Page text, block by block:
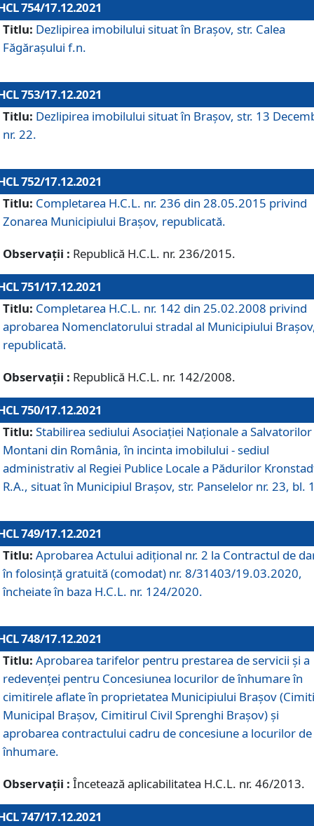
754/17.12.2021
Titlu: Dezlipirea imobilului situat în Brașov, str. Calea
Făgărașului f.n.
753/17.12.2021
Titlu: Dezlipirea imobilului situat în Brașov, str. 13
nr. 22.
752/17.12.2021
Titlu: Completarea H.C.L. nr. 236 din 28.05.2015 privind
Zonarea Municipiului Braşov, republicată.
Observații : Republică H.C.L. nr. 236/2015.
751/17.12.2021
Titlu: Completarea H.C.L. nr. 142 din 25.02.2008 privind
aprobarea Nomenclatorului stradal al Municipiului
republicată.
Observații : Republică H.C.L. nr. 142/2008.
750/17.12.2021
Titlu: Stabilirea sediului Asociației Naționale a Salvatorilor
Montani din România, în incinta imobilului - sediul
administrativ al Regiei Publice Locale a Pădurilor
R.A., situat în Municipiul Braşov, str. Panselelor nr. 23, bl.
749/17.12.2021
Titlu: Aprobarea Actului adițional nr. 2 la Contractul de
în folosință gratuită (comodat) nr. 8/31403/19.03.2020,
încheiate în baza H.C.L. nr. 124/2020.
748/17.12.2021
Titlu: Aprobarea tarifelor pentru prestarea de servicii şi a
redevenţei pentru Concesiunea locurilor de înhumare în
cimitirele aflate în proprietatea Municipiului Braşov
Municipal Braşov, Cimitirul Civil Sprenghi Braşov) şi
aprobarea contractului cadru de concesiune a locurilor de
înhumare.
Observații : Încetează aplicabilitatea H.C.L. nr. 46/2013.
747/17.12.2021